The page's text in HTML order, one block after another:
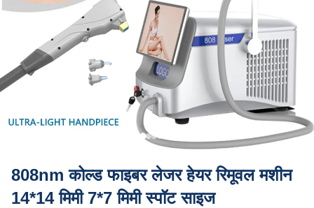
808nm कोल्ड फाइबर लेजर हेयर रिमूवल मशीन
14*14 मिमी 7*7 मिमी स्पॉट साइज